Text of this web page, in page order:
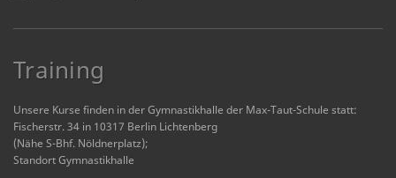
Training
Unsere Kurse finden in der Gymnastikhalle der Max-Taut-Schule statt:
Fischerstr. 34 in 10317 Berlin Lichtenberg
(Nähe S-Bhf. Nöldnerplatz);
Standort Gymnastikhalle